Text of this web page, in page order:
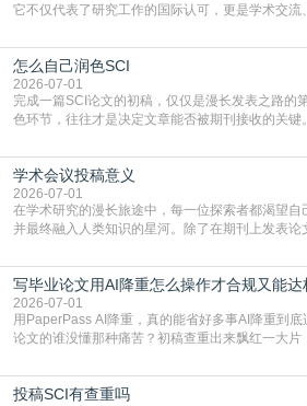
它不仅代表了研究工作的国际认可，更是学术交流
战与困惑。从选题立意到投稿回应，每一步都需
篇AEIC学术交流中心小编就为大家介绍“发SCI文章
一步发表SCI文章，首要解决的问题是“投
怎么自己润色SCI
2026-07-01
完成一篇SCI论文的初稿，仅仅是漫长发表之路的
色环节，往往才是决定文章能否被期刊接收的关键
质量，更能在此过程中深化对学术写作的理解。
文，使其在语言和学术表达上更符合国际期刊的要
习的技能。本篇AEIC学术交流中心小编就为大家介
学术会议投稿意义
2026-07-01
在学术研究的漫长旅途中，每一位探索者都渴望自
并最终融入人类知识的星河。除了在期刊上发表论
广阔学术天地的大门，连接着个体研究与社会网
就为大家介绍“学术会议投稿意义”。一、加速研究
常具有周期短、时效性强的特点。相比期刊漫长的
写毕业论文用AI降重怎么操作才合规又能达
2026-07-01
用PaperPass AI降重，真的能省好多事AI降重到
论文的谁没懂那种痛苦？初稿查重出来飘红一大片
到秃头。这时候靠谱的AI降重真的就是救命稻草，
三天都做不完的事。不是所有人都需要用AI降重，
投稿SCI有查重吗